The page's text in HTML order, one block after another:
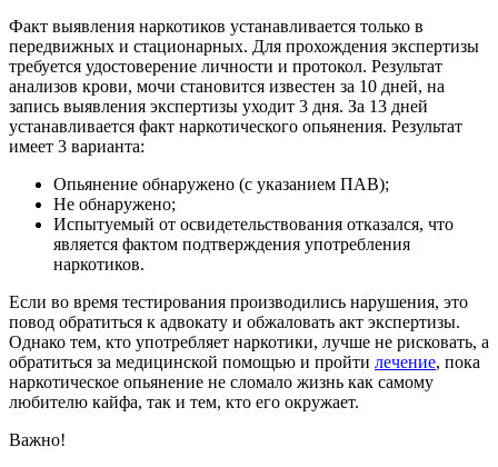
Факт выявления наркотиков устанавливается только в
передвижных и стационарных. Для прохождения экспертизы
требуется удостоверение личности и протокол. Результат
анализов крови, мочи становится известен за 10 дней, на
запись выявления экспертизы уходит 3 дня. За 13 дней
устанавливается факт наркотического опьянения. Результат
имеет 3 варианта:
Опьянение обнаружено (с указанием ПАВ);
Не обнаружено;
Испытуемый от освидетельствования отказался, что
является фактом подтверждения употребления
наркотиков.
Если во время тестирования производились нарушения, это
повод обратиться к адвокату и обжаловать акт экспертизы.
Однако тем, кто употребляет наркотики, лучше не рисковать, а
обратиться за медицинской помощью и пройти лечение, пока
наркотическое опьянение не сломало жизнь как самому
любителю кайфа, так и тем, кто его окружает.
Важно!